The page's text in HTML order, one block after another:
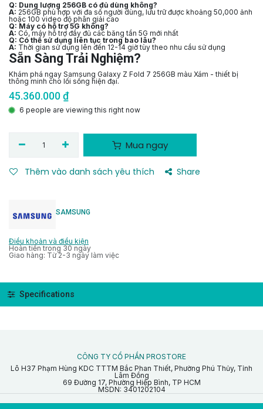
Q: Dung lượng 256GB có đủ dùng không?
A: 256GB phù hợp với đa số người dùng, lưu trữ được khoảng 50,000 ảnh
hoặc 100 video độ phân giải cao
Q: Máy có hỗ trợ 5G không?
A: Có, máy hỗ trợ đầy đủ các băng tần 5G mới nhất
Q: Có thể sử dụng liên tục trong bao lâu?
A: Thời gian sử dụng lên đến 12-14 giờ tùy theo nhu cầu sử dụng
Sẵn Sàng Trải Nghiệm?
Khám phá ngay Samsung Galaxy Z Fold 7 256GB màu Xám - thiết bị
thông minh cho lối sống hiện đại.
45.360.000₫
6 people are viewing this right now
Mua ngay
Thêm vào danh sách yêu thích Share
SAMSUNG
Điều khoản và điều kiện
Hoàn tiền trong 30 ngày
Giao hàng: Từ 2-3 ngày làm việc
Specifications
CÔNG TY CỔ PHẦN PROSTORE
Lô H37 Phạm Hùng KDC TTTM Bắc Phan Thiết, Phường Phú Thủy, Tỉnh
Lâm Đồng
69 Đường 17, Phường Hiệp Bình, TP HCM
MSDN: 3401202104